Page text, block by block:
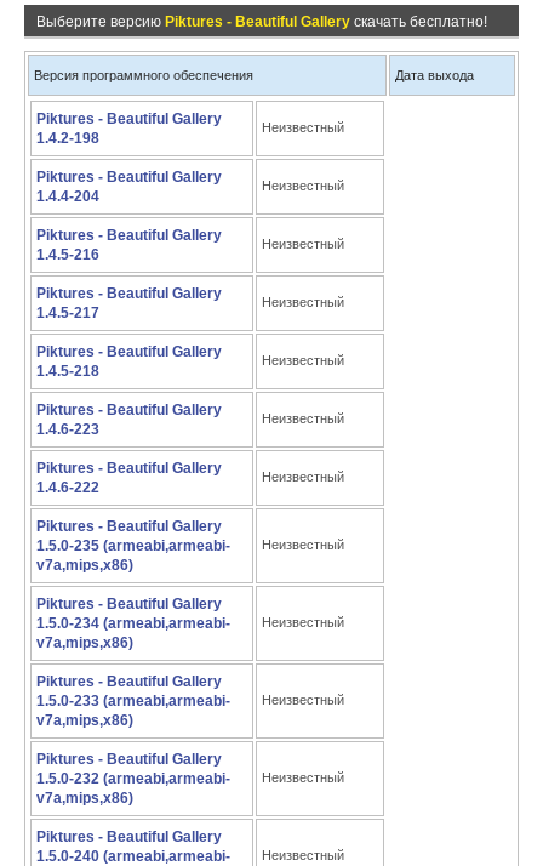
Выберите версию Piktures - Beautiful Gallery скачать бесплатно!
Версия программного обеспечения Дата выхода
Piktures - Beautiful Gallery
1.4.2-198
Неизвестный
Piktures - Beautiful Gallery
1.4.4-204
Неизвестный
Piktures - Beautiful Gallery
1.4.5-216
Неизвестный
Piktures - Beautiful Gallery
1.4.5-217
Неизвестный
Piktures - Beautiful Gallery
1.4.5-218
Неизвестный
Piktures - Beautiful Gallery
1.4.6-223
Неизвестный
Piktures - Beautiful Gallery
1.4.6-222
Неизвестный
Piktures - Beautiful Gallery
1.5.0-235 (armeabi,armeabi-
v7a,mips,x86)
Неизвестный
Piktures - Beautiful Gallery
1.5.0-234 (armeabi,armeabi-
v7a,mips,x86)
Неизвестный
Piktures - Beautiful Gallery
1.5.0-233 (armeabi,armeabi-
v7a,mips,x86)
Неизвестный
Piktures - Beautiful Gallery
1.5.0-232 (armeabi,armeabi-
v7a,mips,x86)
Неизвестный
Piktures - Beautiful Gallery
1.5.0-240 (armeabi,armeabi-
Неизвестный